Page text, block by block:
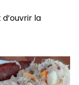
la